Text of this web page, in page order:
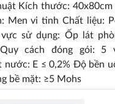
Kích thước: 40x80cm
Men vi tinh Chất liệu:
sử dụng: Ốp lát
cách đóng gói: 5
nước: E ≤ 0,2% Độ bền
bề mặt: ≥5 Mohs